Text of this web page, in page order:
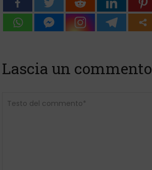
Lascia un commento